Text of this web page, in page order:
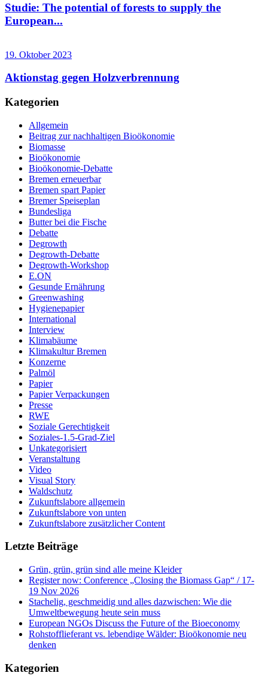
Studie: The potential of forests to supply the
European...
19. Oktober 2023
Aktionstag gegen Holzverbrennung
Kategorien
Allgemein
Beitrag zur nachhaltigen Bioökonomie
Biomasse
Bioökonomie
Bioökonomie-Debatte
Bremen erneuerbar
Bremen spart Papier
Bremer Speiseplan
Bundesliga
Butter bei die Fische
Debatte
Degrowth
Degrowth-Debatte
Degrowth-Workshop
E.ON
Gesunde Ernährung
Greenwashing
Hygienepapier
International
Interview
Klimabäume
Klimakultur Bremen
Konzerne
Palmöl
Papier
Papier Verpackungen
Presse
RWE
Soziale Gerechtigkeit
Soziales-1.5-Grad-Ziel
Unkategorisiert
Veranstaltung
Video
Visual Story
Waldschutz
Zukunftslabore allgemein
Zukunftslabore von unten
Zukunftslabore zusätzlicher Content
Letzte Beiträge
Grün, grün, grün sind alle meine Kleider
Register now: Conference „Closing the Biomass Gap“ / 17-
19 Nov 2026
Stachelig, geschmeidig und alles dazwischen: Wie die
Umweltbewegung heute sein muss
European NGOs Discuss the Future of the Bioeconomy
Rohstofflieferant vs. lebendige Wälder: Bioökonomie neu
denken
Kategorien